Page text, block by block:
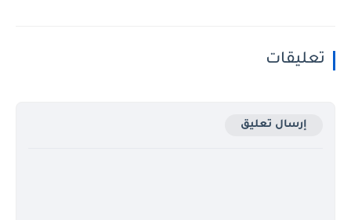
تعليقات
إرسال تعليق